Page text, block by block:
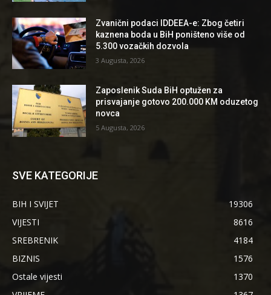
Zvanični podaci IDDEEA-e: Zbog četiri
kaznena boda u BiH poništeno više od
5.300 vozačkih dozvola
3 Augusta, 2026
Zaposlenik Suda BiH optužen za
prisvajanje gotovo 200.000 KM oduzetog
novca
5 Augusta, 2026
SVE KATEGORIJE
BIH I SVIJET
19306
VIJESTI
8616
SREBRENIK
4184
BIZNIS
1576
Ostale vijesti
1370